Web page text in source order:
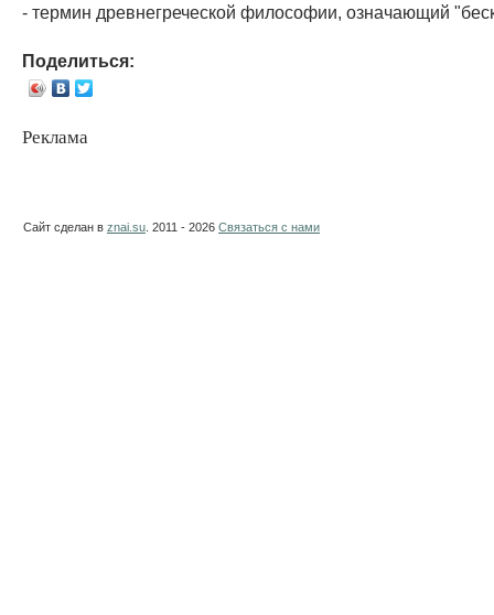
- термин древнегреческой философии, означающий
Поделиться:
Реклама
Сайт сделан в znai.su . 2011 - 2026 Связаться с нами